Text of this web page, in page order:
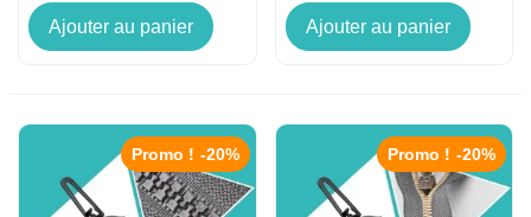
Ajouter au panier Ajouter au panier
Promo ! -20% Promo ! -20%